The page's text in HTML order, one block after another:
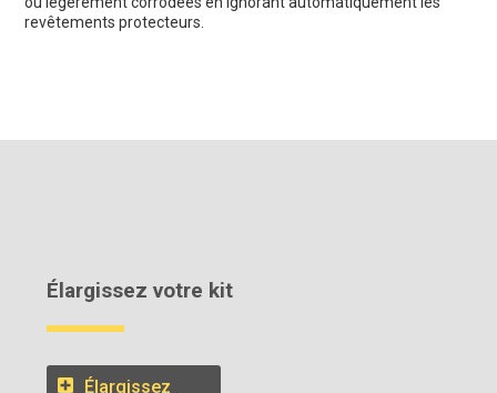
revêtements protecteurs.
Élargissez votre kit
Élargissez